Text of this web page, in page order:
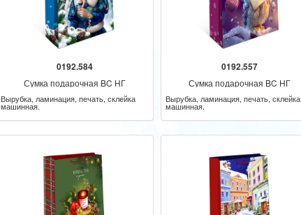
0192.584
Сумка подарочная BC НГ
Вырубка, ламинация, печать, склейка
машинная.
0192.557
Сумка подарочная BC НГ
Вырубка, ламинация, печать, склейка
машинная.